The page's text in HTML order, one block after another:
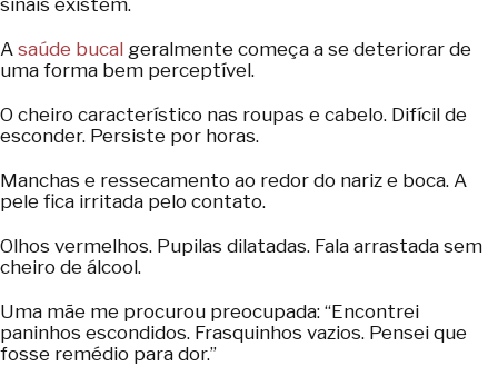
sinais existem.
A saúde bucal geralmente começa a se deteriorar de
uma forma bem perceptível.
O cheiro característico nas roupas e cabelo. Difícil de
esconder. Persiste por horas.
Manchas e ressecamento ao redor do nariz e boca. A
pele fica irritada pelo contato.
Olhos vermelhos. Pupilas dilatadas. Fala arrastada sem
cheiro de álcool.
Uma mãe me procurou preocupada: “Encontrei
paninhos escondidos. Frasquinhos vazios. Pensei que
fosse remédio para dor.”